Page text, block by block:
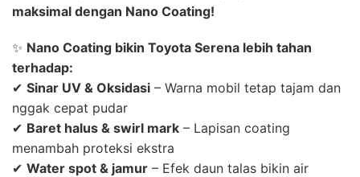
maksimal dengan Nano Coating!
✨ Nano Coating bikin Toyota Serena lebih tahan
terhadap:
✔ Sinar UV & Oksidasi – Warna mobil tetap tajam dan
nggak cepat pudar
✔ Baret halus & swirl mark – Lapisan coating
menambah proteksi ekstra
✔ Water spot & jamur – Efek daun talas bikin air